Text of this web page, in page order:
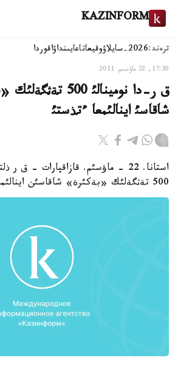
KAZINFORM
ترەند:2026-سايلاۋ وقيعاتاعايىنداۋاقوردا
17:30, 22 ماۋسىم 2011
ق ر-دا نومينالئ
شاقاسئ اينالئمعا ءتذستئ
استانا. 22 - ماؤسئم. قازاقپارات - ق ر
500 تةثگةلئك «بةكئرة» شاقاسئن اينالئمعا ةنگئزدئ.